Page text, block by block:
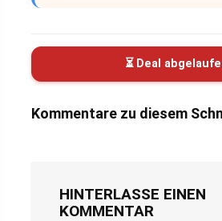
⏳ Deal
Kommentare zu diesem
HINTERLASSE EINEN
KOMMENTAR